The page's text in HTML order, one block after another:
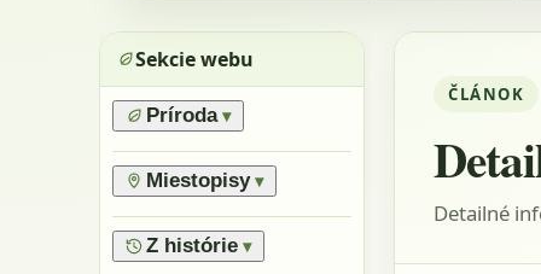
Sekcie webu
Príroda ▾
›Prírodné pomery
› Lesy
›Flóra
›Výnimočné stromy
Miestopisy ▾
›Prírodné rezervácie
›Vrchy
Z histórie ▾
ČLÁNOK
Detailné